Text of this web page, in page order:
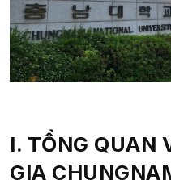
I. TỔNG QUAN
GIA